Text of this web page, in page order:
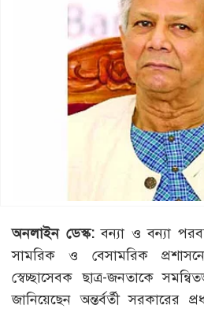
অনলাইন ডেস্ক:বন্যা ও বন্যা
সামরিক ও বেসামরিক
স্বেচ্ছাসেবক ছাত্র-জনতাকে
জানিয়েছেন অন্তর্বর্তী সরকারের